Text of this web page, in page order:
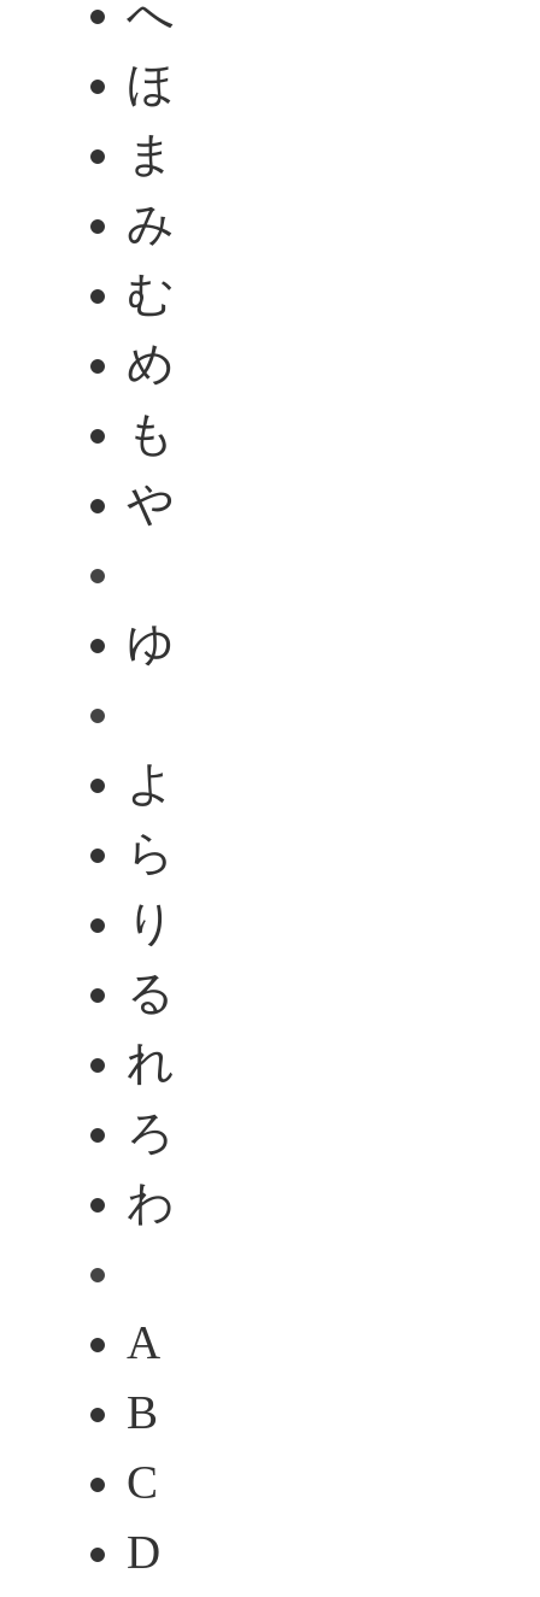
へ
ほ
ま
み
む
め
も
や
ゆ
よ
ら
り
る
れ
ろ
わ
A
B
C
D